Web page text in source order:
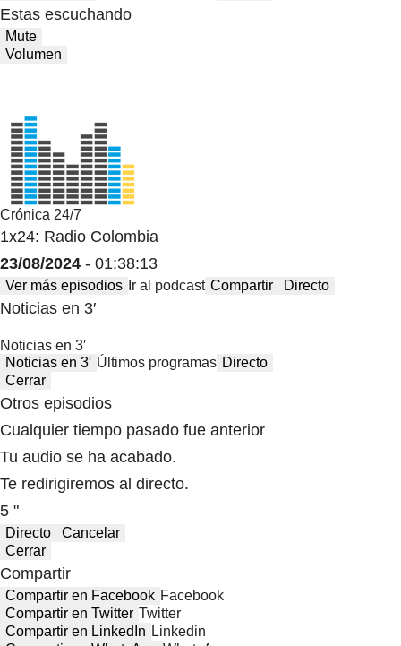
Estas escuchando
Mute
Volumen
Crónica 24/7
1x24: Radio Colombia
23/08/2024 - 01:38:13
Ver más episodios Ir al podcast Compartir Directo
Noticias en 3′
Noticias en 3′
Noticias en 3′ Últimos programas Directo
Cerrar
Otros episodios
Cualquier tiempo pasado fue anterior
Tu audio se ha acabado.
Te redirigiremos al directo.
5 "
Directo
Cancelar
Cerrar
Compartir
Compartir en Facebook Facebook
Compartir en Twitter Twitter
Compartir en LinkedIn Linkedin